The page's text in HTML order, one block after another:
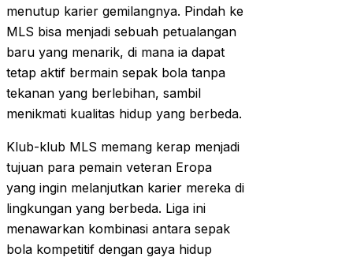
menutup karier gemilangnya. Pindah ke
MLS bisa menjadi sebuah petualangan
baru yang menarik, di mana ia dapat
tetap aktif bermain sepak bola tanpa
tekanan yang berlebihan, sambil
menikmati kualitas hidup yang berbeda.
Klub-klub MLS memang kerap menjadi
tujuan para pemain veteran Eropa
yang ingin melanjutkan karier mereka di
lingkungan yang berbeda. Liga ini
menawarkan kombinasi antara sepak
bola kompetitif dengan gaya hidup